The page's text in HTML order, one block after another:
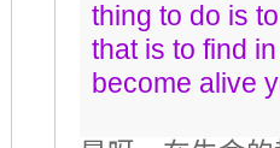
thing to do is
that is to find
become alive